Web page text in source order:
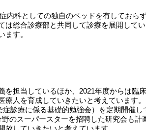
内科としての独自のベッドを有してお
は総合診療部と共同して診療を展開して
ます。
を担当しているほか、2021年度からは
療人を育成していきたいと考えています
症診療に係る基礎的勉強会）を定期開催
のスーパースターを招聘した研究会も